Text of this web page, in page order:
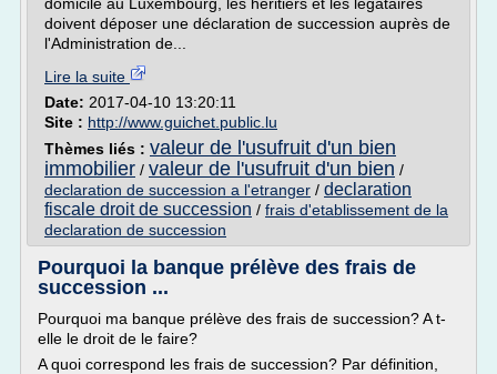
doivent déposer une déclaration de succession auprès de
l'Administration de...
Lire la suite
Date: 2017-04-10 13:20:11
Site : http://www.guichet.public.lu
Thèmes liés : valeur de l'usufruit d'un bien
immobilier / valeur de l'usufruit d'un bien /
declaration de succession a l'etranger / declaration
fiscale droit de succession / frais d'etablissement de la
declaration de succession
Pourquoi la banque prélève des frais de
succession ...
Pourquoi ma banque prélève des frais de succession? A t-
elle le droit de le faire?
A quoi correspond les frais de succession? Par définition,